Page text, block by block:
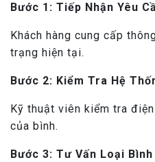
Bước 1: Tiếp Nhận Yêu
Khách hàng cung cấp
trạng hiện tại.
Bước 2: Kiểm Tra Hệ
Kỹ thuật viên kiểm tra
của bình.
Bước 3: Tư Vấn Loại Bình